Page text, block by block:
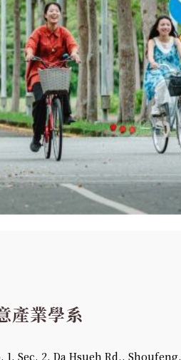
1, Sec. 2, Da Hsueh Rd., Shoufeng,